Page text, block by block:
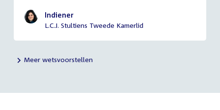
Indiener
L.C.J. Stultiens Tweede Kamerlid
Meer wetsvoorstellen